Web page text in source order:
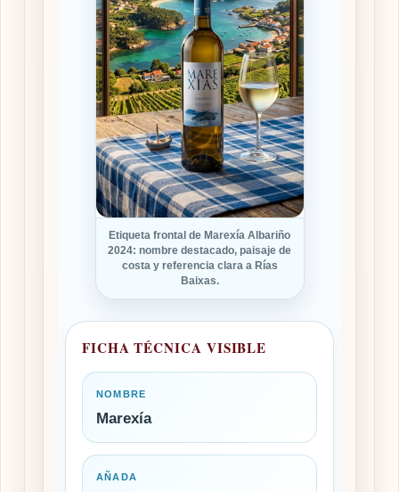
Etiqueta frontal de Marexía Albariño
2024: nombre destacado, paisaje de
costa y referencia clara a Rías
Baixas.
FICHA TÉCNICA VISIBLE
NOMBRE
Marexía
AÑADA